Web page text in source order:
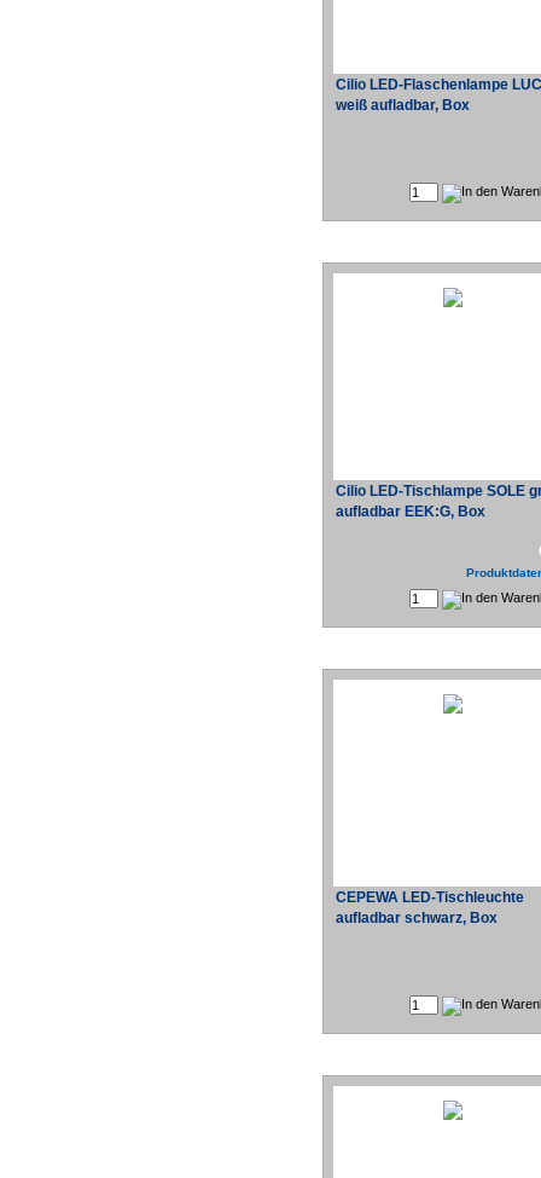
Cilio LED-Flaschenlampe
weiß aufladbar, Box
Cilio LED-Tischlampe SOLE
aufladbar EEK:G, Box
CEPEWA LED-Tischleuchte
aufladbar schwarz, Box